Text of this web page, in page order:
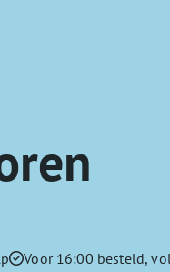
Voor 16:00 besteld,